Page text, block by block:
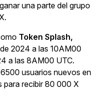
una parte del grupo
Token Splash,
2024 a las 10AM00
a las 8AM00 UTC.
usuarios nuevos en
para recibir 80 000 X